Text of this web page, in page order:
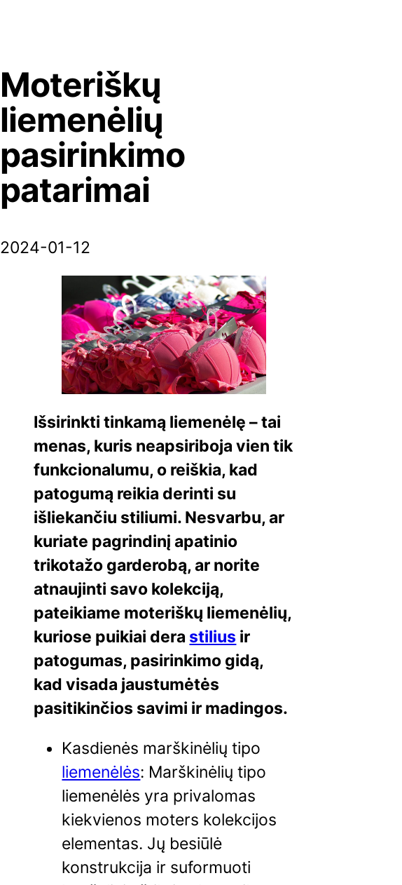
Moteriškų
liemenėlių
pasirinkimo
patarimai
2024-01-12
Išsirinkti tinkamą liemenėlę – tai
menas, kuris neapsiriboja vien tik
funkcionalumu, o reiškia, kad
patogumą reikia derinti su
išliekančiu stiliumi. Nesvarbu, ar
kuriate pagrindinį apatinio
trikotažo garderobą, ar norite
atnaujinti savo kolekciją,
pateikiame moteriškų liemenėlių,
kuriose puikiai dera stilius ir
patogumas, pasirinkimo gidą,
kad visada jaustumėtės
pasitikinčios savimi ir madingos.
Kasdienės marškinėlių tipo
liemenėlės: Marškinėlių tipo
liemenėlės yra privalomas
kiekvienos moters kolekcijos
elementas. Jų besiūlė
konstrukcija ir suformuoti